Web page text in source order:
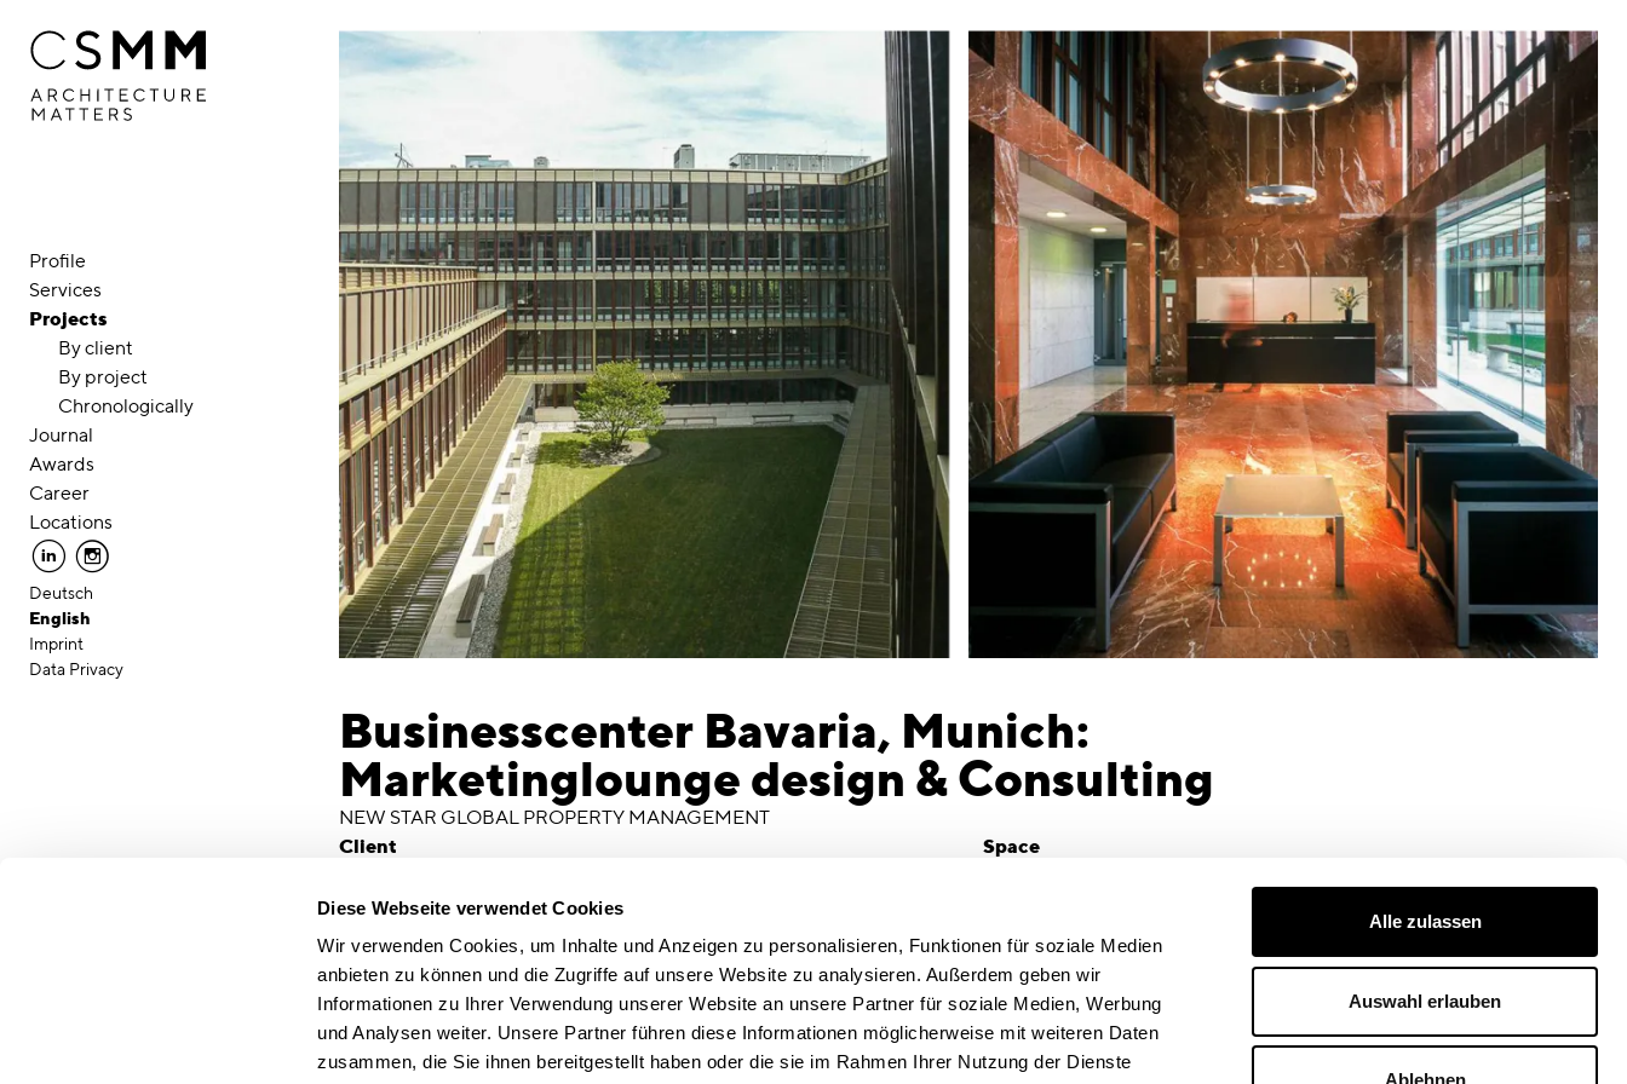
Diese Webseite verwendet Cookies
Wir verwenden Cookies, um Inhalte und Anzeigen zu personalisieren, Funktionen für soziale Medien
anbieten zu können und die Zugriffe auf unsere Website zu analysieren. Außerdem geben wir
Informationen zu Ihrer Verwendung unserer Website an unsere Partner für soziale Medien, Werbung
und Analysen weiter. Unsere Partner führen diese Informationen möglicherweise mit weiteren Daten
zusammen, die Sie ihnen bereitgestellt haben oder die sie im Rahmen Ihrer Nutzung der Dienste
Alle zulassen
Auswahl erlauben
Ablehnen
Profile
Services
Projects
By client
By project
Chronologically
Journal
Awards
Career
Locations
linkedin instagram
Deutsch
English
Imprint
Data Privacy
Businesscenter Bavaria, Munich:
Marketinglounge design & Consulting
NEW STAR GLOBAL PROPERTY MANAGEMENT
Client
Location
Services
capacity planning
definiton of fit-out standards
Realisierung von
Marketinglounge und Musterbüro
tenant integration planning &
accompanying the implementation real estate marketing support
project cost control and management
Space
2009